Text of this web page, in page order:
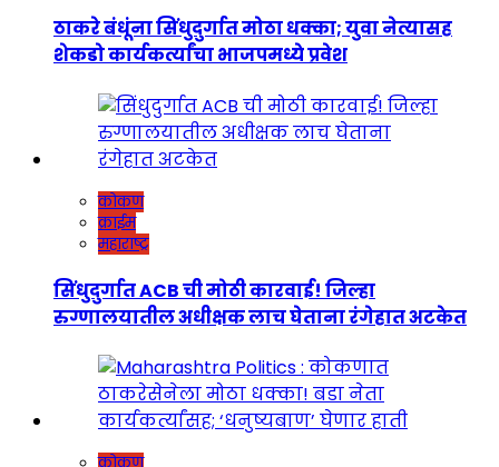
ठाकरे बंधूंना सिंधुदुर्गात मोठा धक्का; युवा नेत्यासह
शेकडो कार्यकर्त्यांचा भाजपमध्ये प्रवेश
कोकण
क्राईम
महाराष्ट्र
सिंधुदुर्गात ACB ची मोठी कारवाई! जिल्हा
रुग्णालयातील अधीक्षक लाच घेताना रंगेहात अटकेत